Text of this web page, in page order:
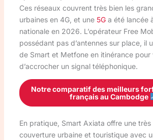
Ces réseaux couvrent très bien les
urbaines en 4G, et une 5Ga été lancée
nationale en 2026. L’opérateur Free
possédant pas d’antennes sur place, il
de Smart et Metfone en itinérance
d’accrocher un signal téléphonique.
Notre comparatif des meilleurs
français au Cambodge
En pratique, Smart Axiata offre une très
couverture urbaine et touristique avec